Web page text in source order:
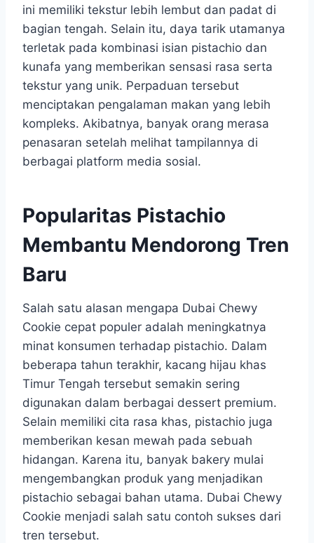
ini memiliki tekstur lebih lembut dan padat di
bagian tengah. Selain itu, daya tarik utamanya
terletak pada kombinasi isian pistachio dan
kunafa yang memberikan sensasi rasa serta
tekstur yang unik. Perpaduan tersebut
menciptakan pengalaman makan yang lebih
kompleks. Akibatnya, banyak orang merasa
penasaran setelah melihat tampilannya di
berbagai platform media sosial.
Popularitas Pistachio
Membantu Mendorong Tren
Baru
Salah satu alasan mengapa Dubai Chewy
Cookie cepat populer adalah meningkatnya
minat konsumen terhadap pistachio. Dalam
beberapa tahun terakhir, kacang hijau khas
Timur Tengah tersebut semakin sering
digunakan dalam berbagai dessert premium.
Selain memiliki cita rasa khas, pistachio juga
memberikan kesan mewah pada sebuah
hidangan. Karena itu, banyak bakery mulai
mengembangkan produk yang menjadikan
pistachio sebagai bahan utama. Dubai Chewy
Cookie menjadi salah satu contoh sukses dari
tren tersebut.